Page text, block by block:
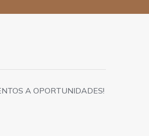
A OPORTUNIDADES!